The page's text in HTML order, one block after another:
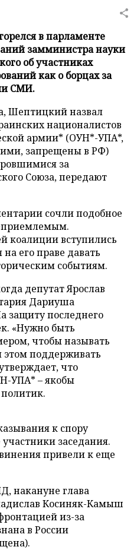
в парламенте
замминистра науки
об участниках
как о борцах за
СМИ.
Шептицкий назвал
националистов
армии* (ОУН*-УПА*,
запрещены в РФ)
за
Союза, передают
сочли подобное
коалиции вступились
его праве давать
событиям.
депутат Ярослав
Дариуша
защиту последнего
«Нужно быть
чтобы называть
этом поддерживать
что
УПА* – якобы
к спору
заседания.
привели к еще
накануне глава
Косиняк-Камыш
из-за
в России